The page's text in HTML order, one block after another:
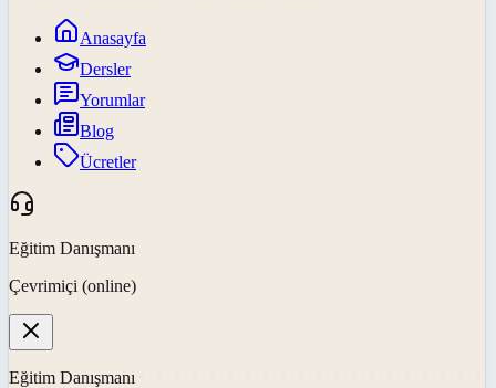
Anasayfa
Dersler
Yorumlar
Blog
Ücretler
Eğitim Danışmanı
Çevrimiçi (online)
Eğitim Danışmanı